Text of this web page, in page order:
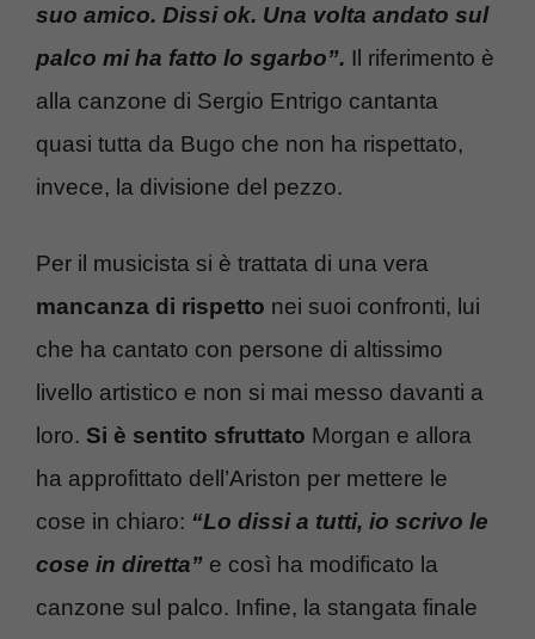
suo amico. Dissi ok. Una volta andato sul
palco mi ha fatto lo sgarbo”. Il riferimento è
alla canzone di Sergio Entrigo cantanta
quasi tutta da Bugo che non ha rispettato,
invece, la divisione del pezzo.
Per il musicista si è trattata di una vera
mancanza di rispetto nei suoi confronti, lui
che ha cantato con persone di altissimo
livello artistico e non si mai messo davanti a
loro. Si è sentito sfruttato Morgan e allora
ha approfittato dell’Ariston per mettere le
cose in chiaro: “Lo dissi a tutti, io scrivo le
cose in diretta” e così ha modificato la
canzone sul palco. Infine, la stangata finale